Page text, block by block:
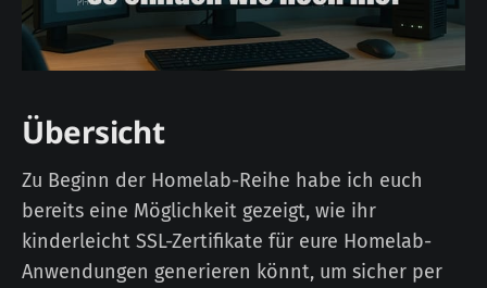
Übersicht
Zu Beginn der Homelab-Reihe habe ich euch
bereits eine Möglichkeit gezeigt, wie ihr
kinderleicht SSL-Zertifikate für eure Homelab-
Anwendungen generieren könnt, um sicher per